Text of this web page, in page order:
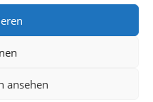
ansehen